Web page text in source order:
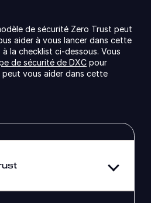
de sécurité Zero Trust peut
aider à vous lancer dans cette
la checklist ci-dessous. Vous
de sécurité de DXC pour
peut vous aider dans cette
Trust